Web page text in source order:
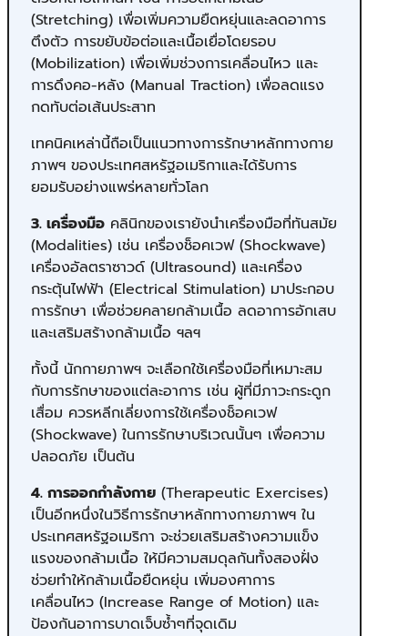
(Stretching) เพื่อเพิ่มความยืดหยุ่นและลดอาการ
ตึงตัว การขยับข้อต่อและเนื้อเยื่อโดยรอบ
(Mobilization) เพื่อเพิ่มช่วงการเคลื่อนไหว และ
การดึงคอ-หลัง (Manual Traction) เพื่อลดแรง
กดทับต่อเส้นประสาท
เทคนิคเหล่านี้ถือเป็นแนวทางการรักษาหลักทางกาย
ภาพฯ ของประเทศสหรัฐอเมริกาและได้รับการ
ยอมรับอย่างแพร่หลายทั่วโลก
3. เครื่องมือ คลินิกของเรายังนำเครื่องมือที่ทันสมัย
(Modalities) เช่น เครื่องช็อคเวฟ (Shockwave)
เครื่องอัลตราซาวด์ (Ultrasound) และเครื่อง
กระตุ้นไฟฟ้า (Electrical Stimulation) มาประกอบ
การรักษา เพื่อช่วยคลายกล้ามเนื้อ ลดอาการอักเสบ
และเสริมสร้างกล้ามเนื้อ ฯลฯ
ทั้งนี้ นักกายภาพฯ จะเลือกใช้เครื่องมือที่เหมาะสม
กับการรักษาของแต่ละอาการ เช่น ผู้ที่มีภาวะกระดูก
เสื่อม ควรหลีกเลี่ยงการใช้เครื่องช็อคเวฟ
(Shockwave) ในการรักษาบริเวณนั้นๆ เพื่อความ
ปลอดภัย เป็นต้น
4. การออกกำลังกาย (Therapeutic Exercises)
เป็นอีกหนึ่งในวิธีการรักษาหลักทางกายภาพฯ ใน
ประเทศสหรัฐอเมริกา จะช่วยเสริมสร้างความแข็ง
แรงของกล้ามเนื้อ ให้มีความสมดุลกันทั้งสองฝั่ง
ช่วยทำให้กล้ามเนื้อยืดหยุ่น เพิ่มองศาการ
เคลื่อนไหว (Increase Range of Motion) และ
ป้องกันอาการบาดเจ็บซ้ำๆที่จุดเดิม